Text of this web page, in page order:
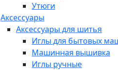
Утюги
Аксессуары
Аксессуары для шитья
Иглы для бытовых
Машинная вышивка
Иглы ручные